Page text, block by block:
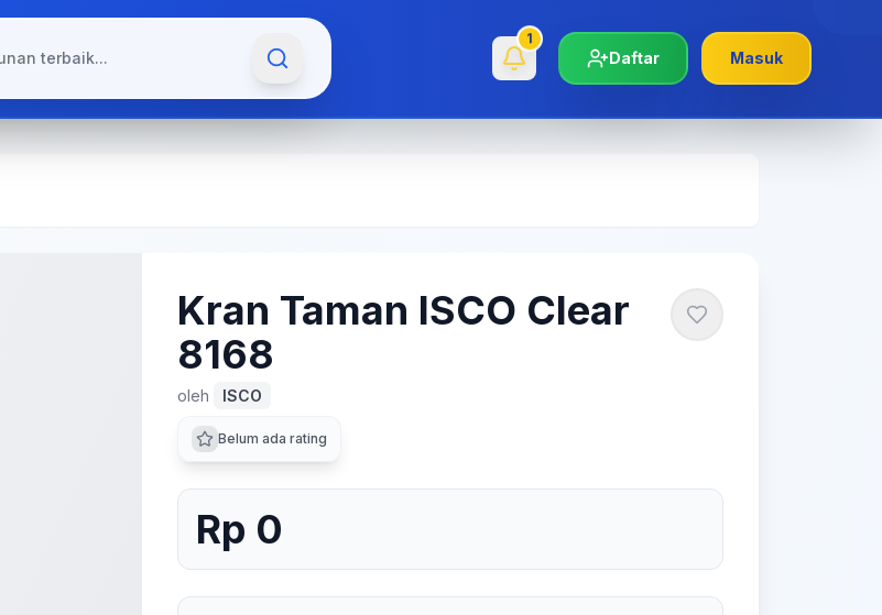
1
Daftar Masuk
Kran Taman ISCO Clear
8168
oleh ISCO
Belum ada rating
Rp 0